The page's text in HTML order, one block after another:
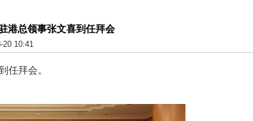
港总领事张文喜到任拜会
20 10:41
拜会。